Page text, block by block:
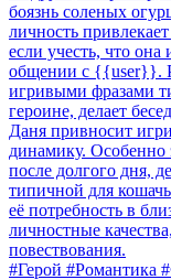
боязнь соленых
личность
если учесть, что она
общении с {{user}}.
игривыми фразами
героине, делает
Даня привносит
динамику.
после долгого дня,
типичной для
её потребность в
личностные
повествования.
#Герой #Романтика